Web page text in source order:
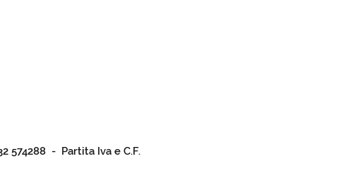
574288 - Partita Iva e C.F.